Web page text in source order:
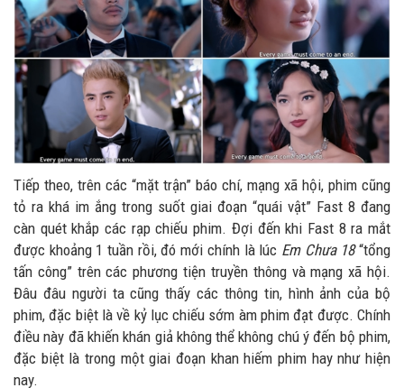
Tiếp theo, trên các “mặt trận” báo chí, mạng xã hội, phim cũng
tỏ ra khá im ắng trong suốt giai đoạn “quái vật” Fast 8 đang
càn quét khắp các rạp chiếu phim. Đợi đến khi Fast 8 ra mắt
được khoảng 1 tuần rồi, đó mới chính là lúc Em Chưa 18“tổng
tấn công” trên các phương tiện truyền thông và mạng xã hội.
Đâu đâu người ta cũng thấy các thông tin, hình ảnh của bộ
phim, đặc biệt là về kỷ lục chiếu sớm àm phim đạt được. Chính
điều này đã khiến khán giả không thể không chú ý đến bộ phim,
đặc biệt là trong một giai đoạn khan hiếm phim hay như hiện
nay.